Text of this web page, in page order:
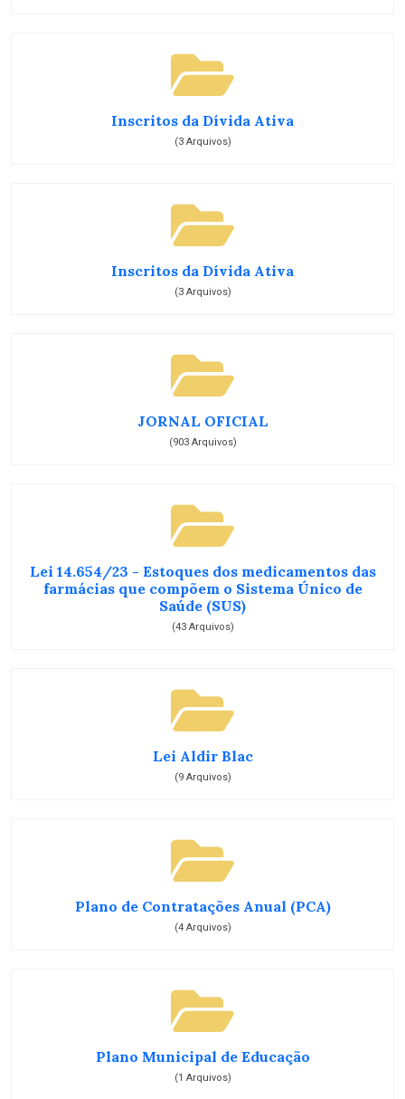
Inscritos da Dívida Ativa
(3 Arquivos)
Inscritos da Dívida Ativa
(3 Arquivos)
JORNAL OFICIAL
(903 Arquivos)
Lei 14.654/23 - Estoques dos medicamentos das
farmácias que compõem o Sistema Único de
Saúde (SUS)
(43 Arquivos)
Lei Aldir Blac
(9 Arquivos)
Plano de Contratações Anual (PCA)
(4 Arquivos)
Plano Municipal de Educação
(1 Arquivos)